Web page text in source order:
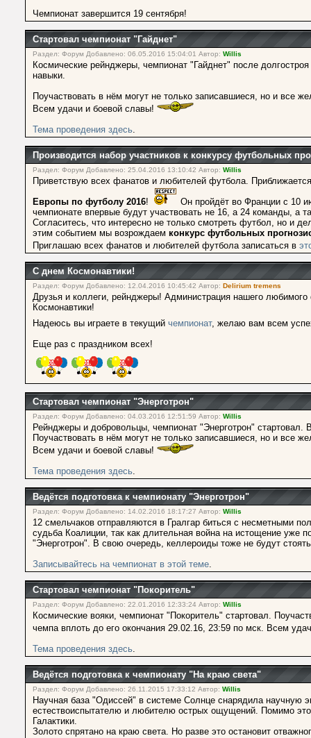
Чемпионат завершится 19 сентября!
Стартовал чемпионат "Гайднет"
Раздел: Форум Добавлено: 06.05.2016 15:04:01 Автор: Willis
Космические рейнджеры, чемпионат "Гайднет" после
навыки.
Поучаствовать в нём могут не только записавшиеся, но и все
Всем удачи и боевой славы!
Тема проведения здесь.
Производится набор участников к конкурсу футбольных
Раздел: Форум Добавлено: 25.04.2016 13:10:42 Автор: Willis
Приветствую всех фанатов и любителей футбола.
Европы по футболу 2016!
Он пройдёт во Франции с 10
чемпионате впервые будут участвовать не 16, а 24 команды, а
Согласитесь, что интересно не только смотреть футбол, но и
этим событием мы возрождаем конкурс футбольных
Приглашаю всех фанатов и любителей футбола записаться в
С днем Космонавтики!
Раздел: Форум Добавлено: 12.04.2016 10:45:42 Автор: Delirium tremens
Друзья и коллеги, рейнджеры! Администрация нашего
Космонавтики!
Надеюсь вы играете в текущий чемпионат, желаю вам всем
Еще раз с праздником всех!
Стартовал чемпионат "Энерготрон"
Раздел: Форум Добавлено: 04.03.2016 12:51:59 Автор: Willis
Рейнджеры и добровольцы, чемпионат "Энерготрон" стартовал.
Поучаствовать в нём могут не только записавшиеся, но и все
Всем удачи и боевой славы!
Тема проведения здесь.
Ведётся подготовка к чемпионату "Энерготрон"
Раздел: Форум Добавлено: 14.02.2016 18:17:27 Автор: Willis
12 смельчаков отправляются в Гралгар биться с несметными
судьба Коалиции, так как длительная война на истощение уже
"Энерготрон". В свою очередь, келлероиды тоже не будут
Записывайтесь на чемпионат в этой теме.
Стартовал чемпионат "Покоритель"
Раздел: Форум Добавлено: 22.01.2016 12:33:24 Автор: Willis
Космические вояки, чемпионат "Покоритель" стартовал.
чемпа вплоть до его окончания 29.02.16, 23:59 по мск. Всем
Тема проведения здесь.
Ведётся подготовка к чемпионату "На краю света"
Раздел: Форум Добавлено: 26.11.2015 17:33:12 Автор: Willis
Научная база "Одиссей" в системе Солнце снарядила научную
естествоиспытателю и любителю острых ощущений. Помимо
Галактики.
Золото спрятано на краю света. Но разве это остановит